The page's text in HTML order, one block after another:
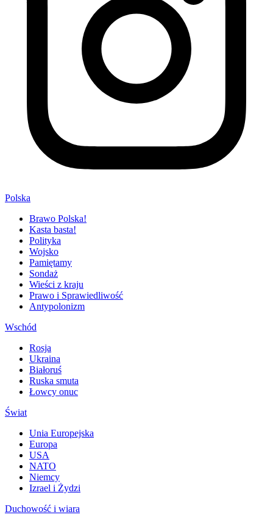
Polska
Brawo Polska!
Kasta basta!
Polityka
Wojsko
Pamiętamy
Sondaż
Wieści z kraju
Prawo i Sprawiedliwość
Antypolonizm
Wschód
Rosja
Ukraina
Białoruś
Ruska smuta
Łowcy onuc
Świat
Unia Europejska
Europa
USA
NATO
Niemcy
Izrael i Żydzi
Duchowość i wiara